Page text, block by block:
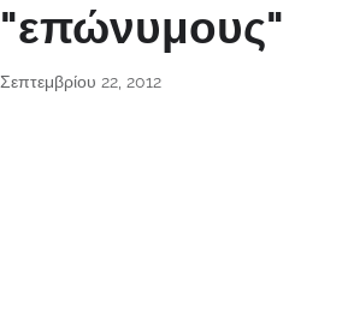
"επώνυμους"
Σεπτεμβρίου 22, 2012